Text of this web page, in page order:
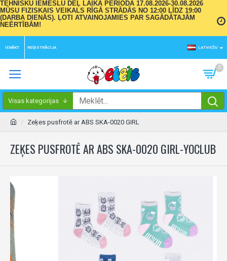
TEHNISKU IEMESLU DĒĻ LAIKA PERIODĀ 17.08.2026-30.08.2026
MŪSU FIZISKAIS VEIKALS RĪGĀ STRĀDĀS NO 12:00 LĪDZ 19:00
(DARBA DIENĀS). ĻOTI ATVAINOJAMIES PAR SAGĀDĀTAJĀM
NEĒRTĪBĀM!
IENĀKT REĢISTRĀCIJA LATVIEŠU
0
Visas kategorijas
Zeķes pusfrotē ar ABS SKA-0020 GIRL
ZEĶES PUSFROTĒ AR ABS SKA-0020 GIRL-YOCLUB